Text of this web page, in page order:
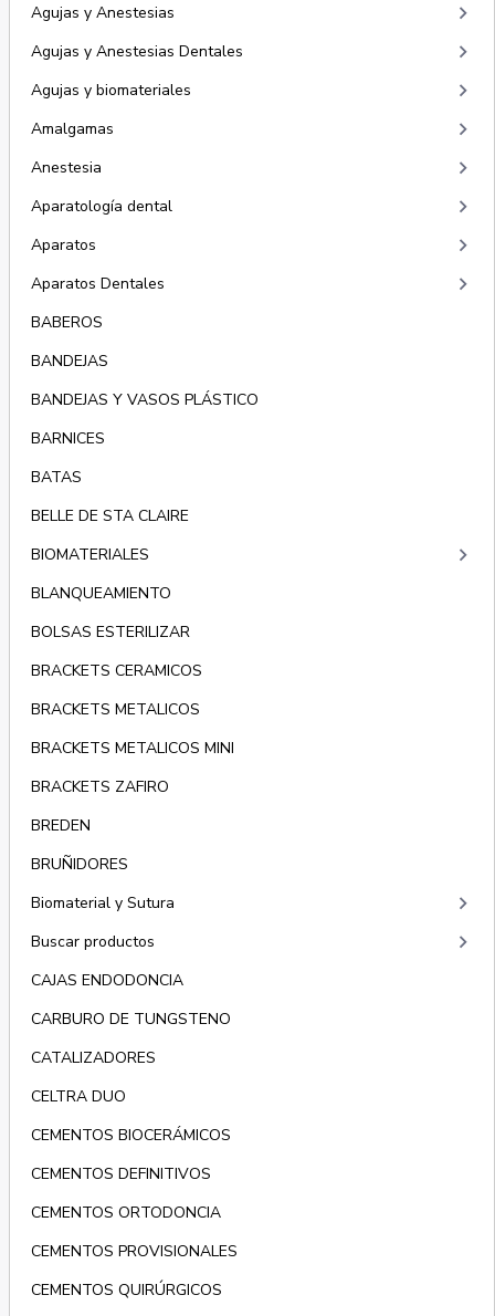
Agujas y Anestesias keyboard_arrow_right
Agujas y Anestesias Dentales keyboard_arrow_right
Agujas y biomateriales keyboard_arrow_right
Amalgamas keyboard_arrow_right
Anestesia keyboard_arrow_right
Aparatología dental keyboard_arrow_right
Aparatos keyboard_arrow_right
Aparatos Dentales keyboard_arrow_right
BABEROS
BANDEJAS
BANDEJAS Y VASOS PLÁSTICO
BARNICES
BATAS
BELLE DE STA CLAIRE
BIOMATERIALES
keyboard_arrow_right
BLANQUEAMIENTO
BOLSAS ESTERILIZAR
BRACKETS CERAMICOS
BRACKETS METALICOS
BRACKETS METALICOS MINI
BRACKETS ZAFIRO
BREDEN
BRUÑIDORES
Biomaterial y Sutura
keyboard_arrow_right
Buscar productos keyboard_arrow_right
CAJAS ENDODONCIA
CARBURO DE TUNGSTENO
CATALIZADORES
CELTRA DUO
CEMENTOS BIOCERÁMICOS
CEMENTOS DEFINITIVOS
CEMENTOS ORTODONCIA
CEMENTOS PROVISIONALES
CEMENTOS QUIRÚRGICOS